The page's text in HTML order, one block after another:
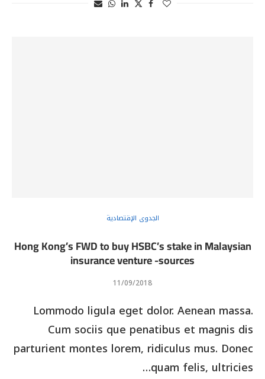
الجدوى الإقتصادية
Hong Kong’s FWD to buy HSBC’s stake in Malaysian
insurance venture -sources
11/09/2018
Lommodo ligula eget dolor. Aenean massa.
Cum sociis que penatibus et magnis dis
parturient montes lorem, ridiculus mus. Donec
quam felis, ultricies…